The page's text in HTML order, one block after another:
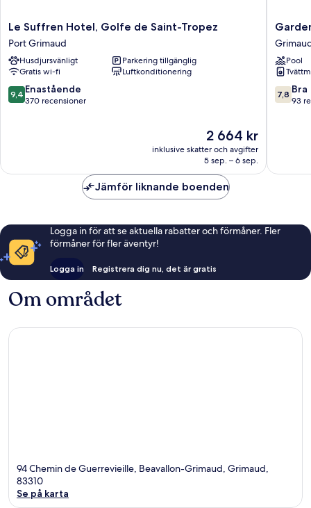
Le
Suffren
Hotel,
Golfe
de
Saint-
Tropez
Le Suffren Hotel, Golfe de Saint-Tropez
Port Grimaud
Husdjursvänligt
Parkering tillgänglig
Gratis wi-fi
Luftkonditionering
9.4
av
9,4 Enastående
370 recensioner
Priset
är
2 664 kr
2 664 kr
inklusive skatter och avgifter
5 sep. – 6 sep.
Garden
&
City
Les
Bastides
de
Pool
7.8
av
7,8 Bra
93
Jämför liknande boenden
Logga in för att se aktuella rabatter och förmåner. Fler
förmåner för fler äventyr!
Logga in Registrera dig nu, det är gratis
Om området
94 Chemin de Guerrevieille, Beavallon-Grimaud, Grimaud,
83310
Se på karta